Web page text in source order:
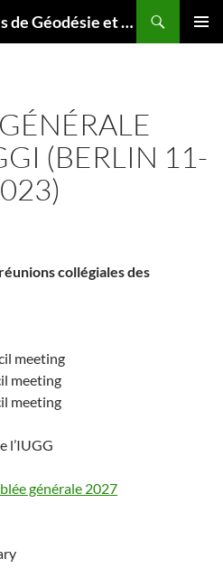
Comité National Français de Géodésie et Géophysique
(BERLIN 11-
collégiales des
meeting
meeting
meeting
l’IUGG
générale 2027